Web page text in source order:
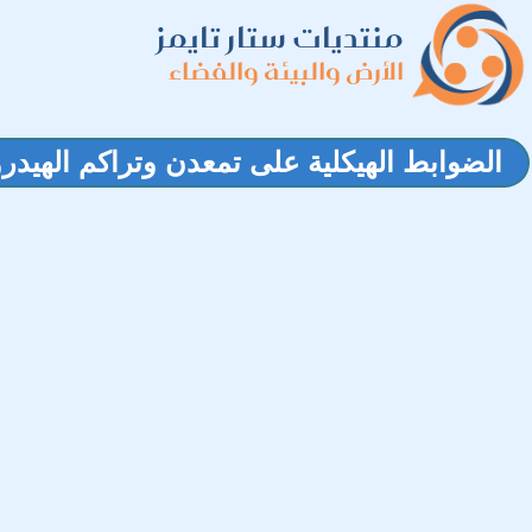
منتديات ستار تايمز
الأرض والبيئة والفضاء
الضوابط الهيكلية على تمعدن وتراكم